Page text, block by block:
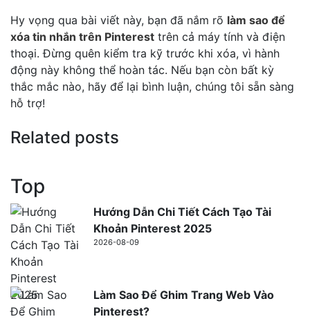
Hy vọng qua bài viết này, bạn đã nắm rõ làm sao để
xóa tin nhắn trên Pinterest trên cả máy tính và điện
thoại. Đừng quên kiểm tra kỹ trước khi xóa, vì hành
động này không thể hoàn tác. Nếu bạn còn bất kỳ
thắc mắc nào, hãy để lại bình luận, chúng tôi sẵn sàng
hỗ trợ!
Related posts
Top
Hướng Dẫn Chi Tiết Cách Tạo Tài
Khoản Pinterest 2025
2026-08-09
Làm Sao Để Ghim Trang Web Vào
Pinterest?